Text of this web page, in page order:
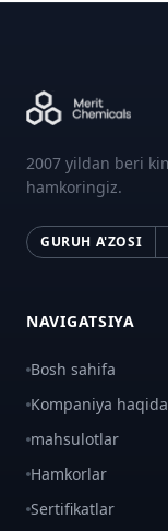
2007 yildan beri
hamkoringiz.
GURUH A'ZOSI
NAVIGATSIYA
Bosh sahifa
Kompaniya haqida
mahsulotlar
Hamkorlar
Sertifikatlar